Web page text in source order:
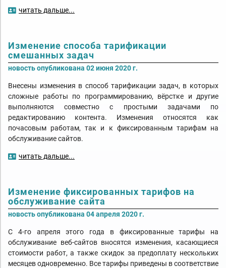
читать дальше...
Изменение способа тарификации
смешанных задач
новость опубликована 02 июня 2020 г.
Внесены изменения в способ тарификации задач, в которых
сложные работы по программированию, вёрстке и другие
выполняются совместно с простыми задачами по
редактированию контента. Изменения относятся как
почасовым работам, так и к фиксированным тарифам на
обслуживание сайтов.
читать дальше...
Изменение фиксированных тарифов на
обслуживание сайта
новость опубликована 04 апреля 2020 г.
С 4-го апреля этого года в фиксированные тарифы на
обслуживание веб-сайтов вносятся изменения, касающиеся
стоимости работ, а также скидок за предоплату нескольких
месяцев одновременно. Все тарифы приведены в соответствие